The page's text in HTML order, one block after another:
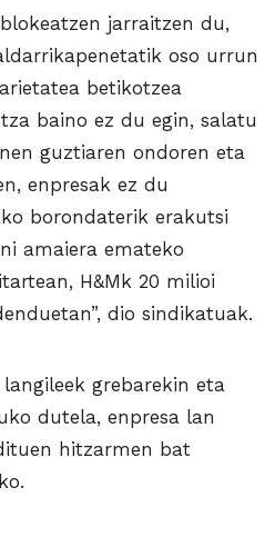
jarraitzen du,
oso urrun
betikotzea
baino ez du egin, salatu
guztiaren ondoren eta
enpresak ez du
borondaterik erakutsi
amaiera emateko
H&Mk 20 milioi
dio sindikatuak.
grebarekin eta
dutela, enpresa lan
hitzarmen bat